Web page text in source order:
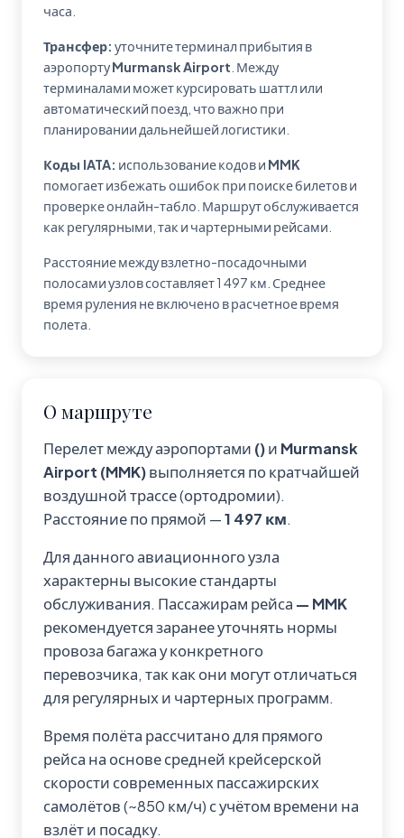
часа.
Трансфер: уточните терминал прибытия в
аэропортуMurmansk Airport . Между
терминалами может курсировать шаттл или
автоматический поезд, что важно при
планировании дальнейшей логистики.
Коды IATA: использование кодови MMK
помогает избежать ошибок при поиске билетов и
проверке онлайн-табло. Маршрут обслуживается
как регулярными, так и чартерными рейсами.
Расстояние между взлетно-посадочными
полосами узлов составляет 1 497 км. Среднее
время руления не включено в расчетное время
полета.
О маршруте
Перелет между аэропортами ()и Murmansk
Airport (MMK)выполняется по кратчайшей
воздушной трассе (ортодромии).
Расстояние по прямой —1 497 км.
Для данного авиационного узла
характерны высокие стандарты
обслуживания. Пассажирам рейса — MMK
рекомендуется заранее уточнять нормы
провоза багажа у конкретного
перевозчика, так как они могут отличаться
для регулярных и чартерных программ.
Время полёта рассчитано для прямого
рейса на основе средней крейсерской
скорости современных пассажирских
самолётов (~850 км/ч) с учётом времени на
взлёт и посадку.